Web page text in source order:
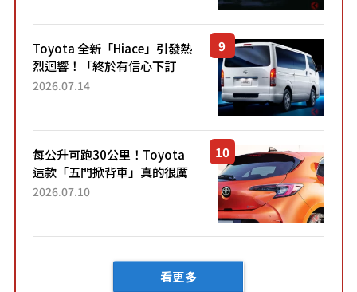
「三...
Toyota 全新「Hiace」引發熱
烈迴響！「終於有信心下訂
了！」「哪個等級交車最
車？...
2026.07.14
每公升可跑30公里！Toyota
這款「五門掀背車」真的很厲
害！ 擁有全長4.3公尺的「剛剛
2026.07.10
看更多